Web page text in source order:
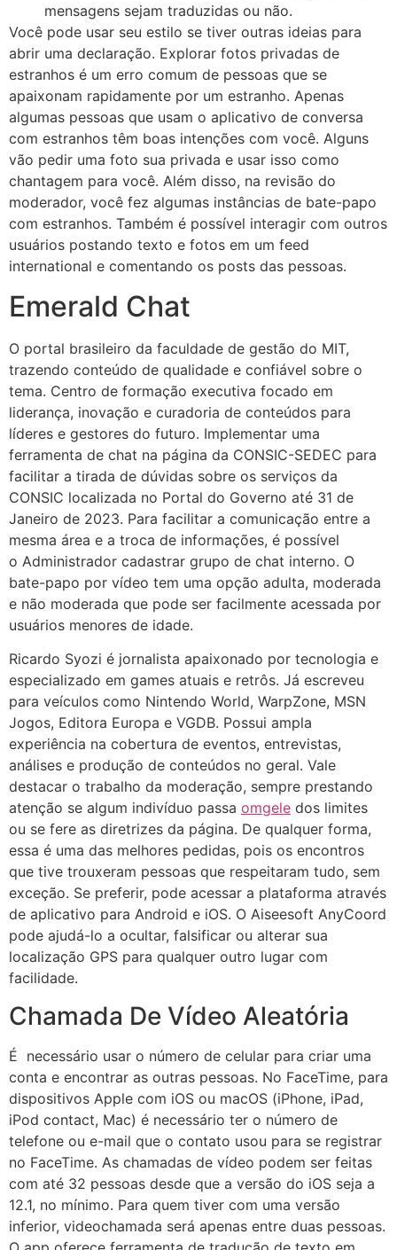
mensagens sejam traduzidas ou não.
Você pode usar seu estilo se tiver outras ideias para
abrir uma declaração. Explorar fotos privadas de
estranhos é um erro comum de pessoas que se
apaixonam rapidamente por um estranho. Apenas
algumas pessoas que usam o aplicativo de conversa
com estranhos têm boas intenções com você. Alguns
vão pedir uma foto sua privada e usar isso como
chantagem para você. Além disso, na revisão do
moderador, você fez algumas instâncias de bate-papo
com estranhos. Também é possível interagir com outros
usuários postando texto e fotos em um feed
international e comentando os posts das pessoas.
Emerald Chat
O portal brasileiro da faculdade de gestão do MIT,
trazendo conteúdo de qualidade e confiável sobre o
tema. Centro de formação executiva focado em
liderança, inovação e curadoria de conteúdos para
líderes e gestores do futuro. Implementar uma
ferramenta de chat na página da CONSIC-SEDEC para
facilitar a tirada de dúvidas sobre os serviços da
CONSIC localizada no Portal do Governo até 31 de
Janeiro de 2023. Para facilitar a comunicação entre a
mesma área e a troca de informações, é possível
o Administrador cadastrar grupo de chat interno. O
bate-papo por vídeo tem uma opção adulta, moderada
e não moderada que pode ser facilmente acessada por
usuários menores de idade.
Ricardo Syozi é jornalista apaixonado por tecnologia e
especializado em games atuais e retrôs. Já escreveu
para veículos como Nintendo World, WarpZone, MSN
Jogos, Editora Europa e VGDB. Possui ampla
experiência na cobertura de eventos, entrevistas,
análises e produção de conteúdos no geral. Vale
destacar o trabalho da moderação, sempre prestando
atenção se algum indivíduo passa omgele dos limites
ou se fere as diretrizes da página. De qualquer forma,
essa é uma das melhores pedidas, pois os encontros
que tive trouxeram pessoas que respeitaram tudo, sem
exceção. Se preferir, pode acessar a plataforma através
de aplicativo para Android e iOS. O Aiseesoft AnyCoord
pode ajudá-lo a ocultar, falsificar ou alterar sua
localização GPS para qualquer outro lugar com
facilidade.
Chamada De Vídeo Aleatória
É necessário usar o número de celular para criar uma
conta e encontrar as outras pessoas. No FaceTime, para
dispositivos Apple com iOS ou macOS (iPhone, iPad,
iPod contact, Mac) é necessário ter o número de
telefone ou e-mail que o contato usou para se registrar
no FaceTime. As chamadas de vídeo podem ser feitas
com até 32 pessoas desde que a versão do iOS seja a
12.1, no mínimo. Para quem tiver com uma versão
inferior, videochamada será apenas entre duas pessoas.